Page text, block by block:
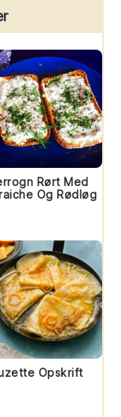
Rørt Med
Og Rødløg
Opskrift